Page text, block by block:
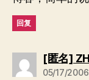
回复
[匿名]
05/17/